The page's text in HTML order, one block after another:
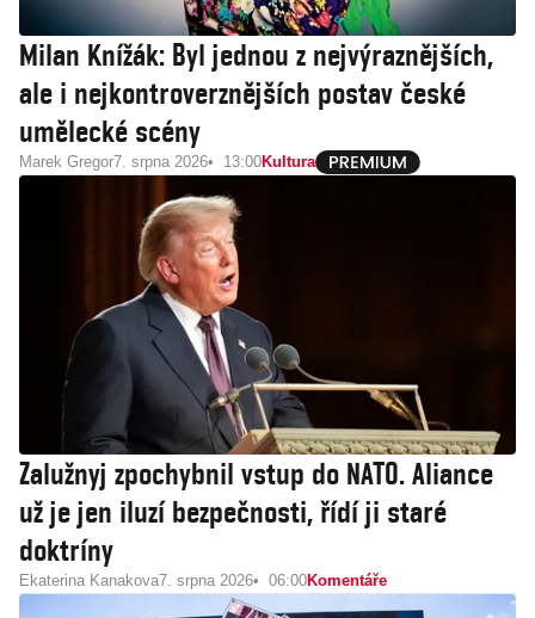
Milan Knížák: Byl jednou z nejvýraznějších,
ale i nejkontroverznějších postav české
umělecké scény
Marek Gregor7. srpna 2026 13:00Kultura
Zalužnyj zpochybnil vstup do NATO. Aliance
už je jen iluzí bezpečnosti, řídí ji staré
doktríny
Ekaterina Kanakova7. srpna 2026 06:00Komentáře